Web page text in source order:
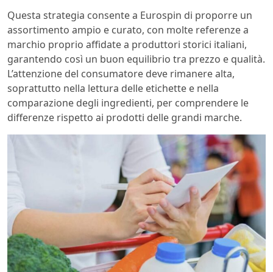
Questa strategia consente a Eurospin di proporre un
assortimento ampio e curato, con molte referenze a
marchio proprio affidate a produttori storici italiani,
garantendo così un buon equilibrio tra prezzo e qualità.
L’attenzione del consumatore deve rimanere alta,
soprattutto nella lettura delle etichette e nella
comparazione degli ingredienti, per comprendere le
differenze rispetto ai prodotti delle grandi marche.